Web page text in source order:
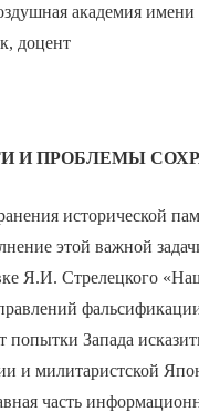
академия имени
доцент
И ПРОБЛЕМЫ
исторической
этой важной
Я.И. Стрелецкого
попытки Запада
и милитаристской
часть